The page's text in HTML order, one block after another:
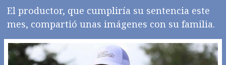
El productor, que cumpliría su sentencia este
mes, compartió unas imágenes con su familia.